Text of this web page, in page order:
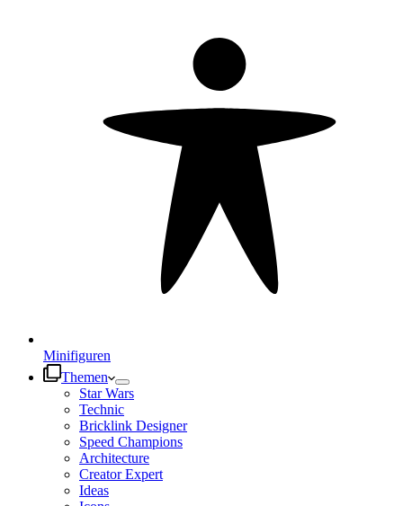
Minifiguren
Themen
Star Wars
Technic
Bricklink Designer
Speed Champions
Architecture
Creator Expert
Ideas